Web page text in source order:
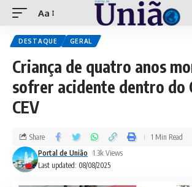
Aa
DESTAQUE GERAL
Criança de quatro anos
sofrer acidente dentro do
CEV
Last updated: 08/08/2025
Portal de União 1.3k Views
Share 1 Min Read